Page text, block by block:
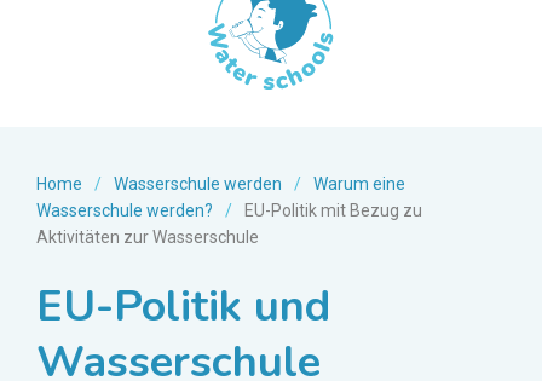
Home / Wasserschule werden /
Warum eine
Wasserschule werden?
/
EU-Politik mit Bezug zu
Aktivitäten zur Wasserschule
EU-Politik und
Wasserschule